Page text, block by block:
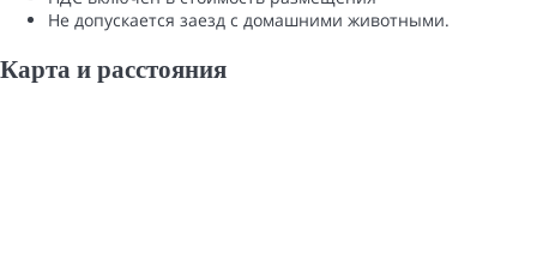
Не допускается заезд с домашними животными.
Карта и pасстояния